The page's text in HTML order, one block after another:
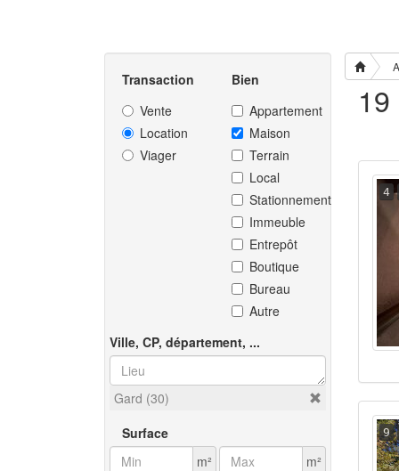
Transaction
Vente
Location
Viager
Bien
Appartement
Maison
Terrain
Local
Stationnement
Immeuble
Entrepôt
Boutique
Bureau
Autre
Ville, CP, département, ...
Gard (30)
Surface
m²
m²
4
9